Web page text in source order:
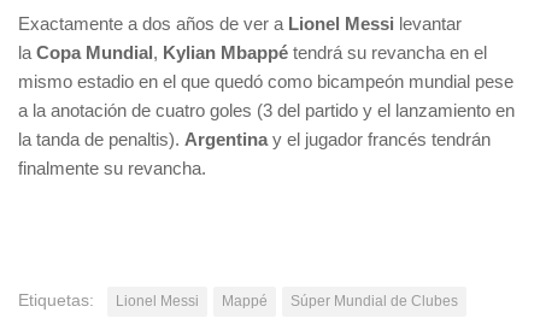
Exactamente a dos años de ver a Lionel Messi levantar
la Copa Mundial, Kylian Mbappé tendrá su revancha en el
mismo estadio en el que quedó como bicampeón mundial pese
a la anotación de cuatro goles (3 del partido y el lanzamiento en
la tanda de penaltis). Argentina y el jugador francés tendrán
finalmente su revancha.
Etiquetas: Lionel Messi Mappé Súper Mundial de Clubes